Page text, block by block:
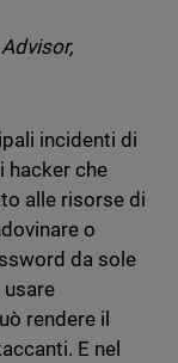
incidenti di
hacker che
alle risorse di
o
da sole
rendere il
E nel